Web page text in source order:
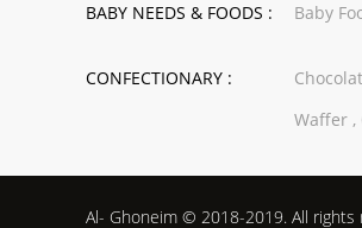
BABY NEEDS & FOODS : Baby
CONFECTIONARY :
Waffer ,
Al- Ghoneim © 2018-2019. All rights